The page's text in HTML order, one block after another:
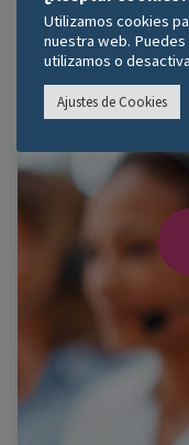
Utilizamos cookies
nuestra web.
utilizamos o
Ajustes de Cookies